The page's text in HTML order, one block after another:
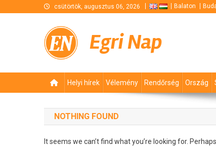
csütörtök, augusztus 06, 2026 Balaton
Egri Nap
Helyi hírek Vélemény Rendőrség Ország
NOTHING FOUND
It seems we can’t find what you’re looking for.